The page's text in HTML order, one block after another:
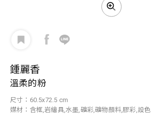
鍾麗香
溫柔的粉
尺寸：60.5x72.5 cm
媒材：含框,岩繪具,水墨,礦彩,礦物顏料,膠彩,設色